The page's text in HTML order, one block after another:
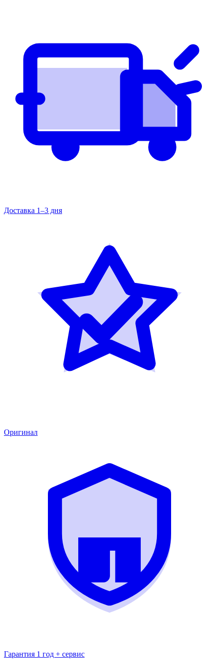
Доставка 1–3 дня
Оригинал
Гарантия 1 год + сервис